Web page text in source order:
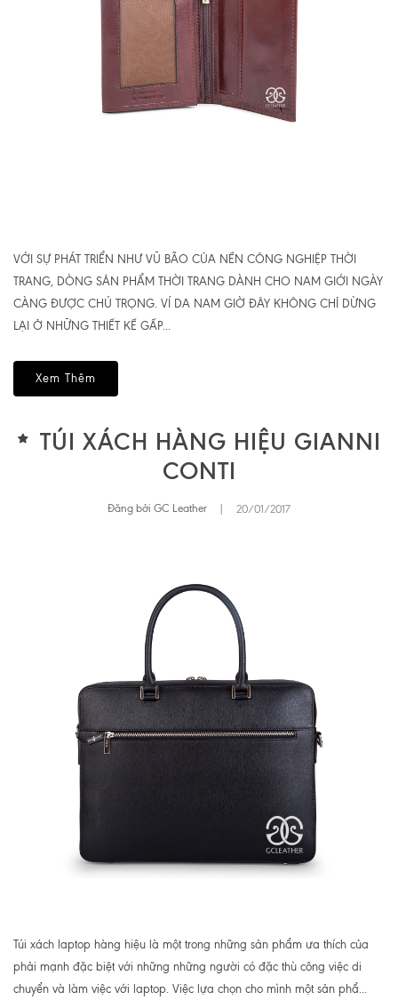
VỚI SỰ PHÁT TRIỂN NHƯ VŨ BÃO CỦA NỀN CÔNG NGHIỆP THỜI
TRANG, DÒNG SẢN PHẨM THỜI TRANG DÀNH CHO NAM GIỚI NGÀY
CÀNG ĐƯỢC CHÚ TRỌNG. VÍ DA NAM GIỜ ĐÂY KHÔNG CHỈ DỪNG
LẠI Ở NHỮNG THIẾT KẾ GẤP...
Xem Thêm
TÚI XÁCH HÀNG HIỆU GIANNI
CONTI
Đăng bởi GC Leather 20/01/2017
Túi xách laptop hàng hiệu là một trong những sản phẩm ưa thích của
phải mạnh đặc biệt với những những người có đặc thù công việc di
chuyển và làm việc với laptop. Việc lựa chọn cho mình một sản phẩ...